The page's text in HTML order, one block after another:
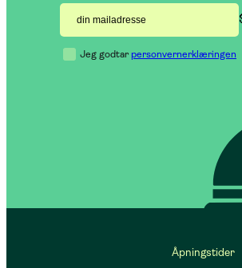
Jeg godtar personvernerklæringen
Åpningstider